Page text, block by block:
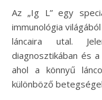
Az „Ig L” egy
immunológia
láncaira utal.
diagnosztikában és
ahol a könnyű
különböző